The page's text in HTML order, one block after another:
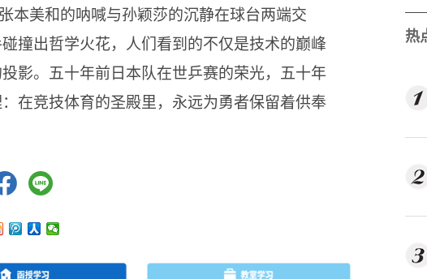
本美和的呐喊与孙颖莎的沉静在球台两端交
撞出哲学火花，人们看到的不仅是技术的巅峰
影。五十年前日本队在世乒赛的荣光，五十年
在竞技体育的圣殿里，永远为勇者保留着供奉
热